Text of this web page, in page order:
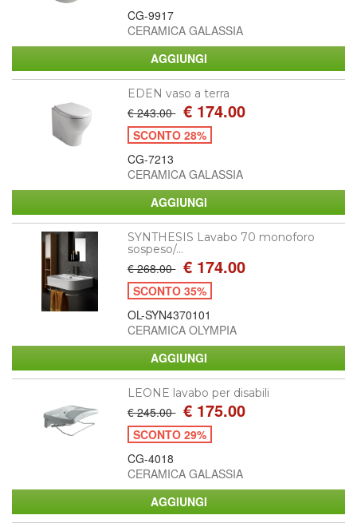
CG-9917
CERAMICA GALASSIA
EDEN vaso a terra
€ 243.00 € 174.00
SCONTO 28%
CG-7213
CERAMICA GALASSIA
SYNTHESIS Lavabo 70 monoforo
sospeso/...
€ 268.00 € 174.00
SCONTO 35%
OL-SYN4370101
CERAMICA OLYMPIA
LEONE lavabo per disabili
€ 245.00 € 175.00
SCONTO 29%
CG-4018
CERAMICA GALASSIA